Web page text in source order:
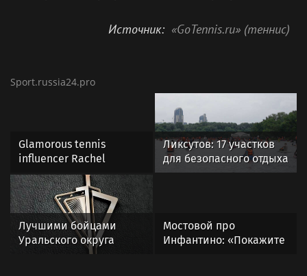
Источник: «GoTennis.ru» (теннис)
Sport.russia24.pro
Glamorous tennis
influencer Rachel
Stuhlmann braves cold
in revealing low-cut top
and skirt sending fans
wild
Ликсутов: 17 участков
для безопасного отдыха
и водного спорта
Лучшими бойцами
Уральского округа
Росгвардии стали
Мостовой про
Инфантино: «Покажите